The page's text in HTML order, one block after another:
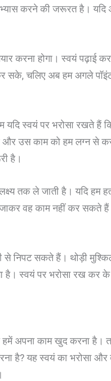
करने की जरूरत है।
होगा। स्वयं पढ़ाई
सके, चलिए अब हम अगले
यदि स्वयं पर भरोसा रखते हैं
और उस काम को हम लग्न से
है।
तक ले जाती है। यदि हम
वह काम नहीं कर सकते
से निपट सकते हैं। थोड़ी
है। स्वयं पर भरोसा रख
हमें अपना काम खुद करना
है? यह स्वयं का भरोसा और